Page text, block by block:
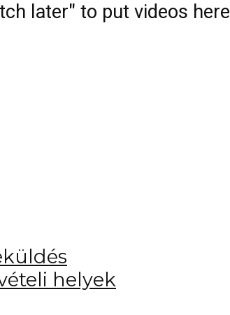
later" to put videos here
helyek